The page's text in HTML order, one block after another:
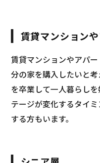
賃貸マンション
賃貸マンションやアパ
分の家を購入したいと
を卒業して一人暮らし
テージが変化するタイ
する方もいます。